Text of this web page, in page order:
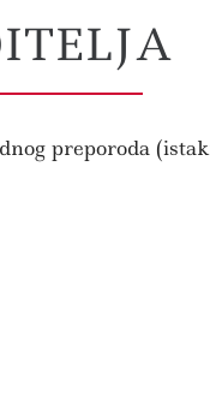
preporoda